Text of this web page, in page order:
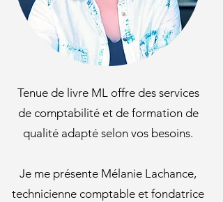
Tenue de livre ML offre des services
de comptabilité et de formation de
qualité adapté selon vos besoins.
Je me présente Mélanie Lachance,
technicienne comptable et fondatrice